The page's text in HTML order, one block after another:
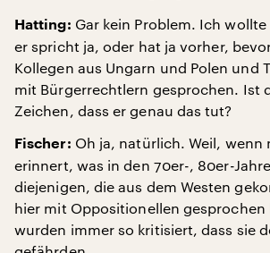
Hatting: Gar kein Problem. Ich
er spricht ja, oder hat ja vorher,
Kollegen aus Ungarn und Polen und
mit Bürgerrechtlern gesprochen. Ist
Zeichen, dass er genau das tut?
Fischer: Oh ja, natürlich. Weil, wenn
erinnert, was in den 70er-, 80er-
diejenigen, die aus dem Westen
hier mit Oppositionellen gesprochen
wurden immer so kritisiert, dass sie